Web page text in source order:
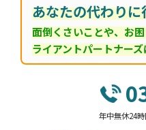
あなたの代わりに
面倒くさいことや、お
ライアントパートナー
年中無休24